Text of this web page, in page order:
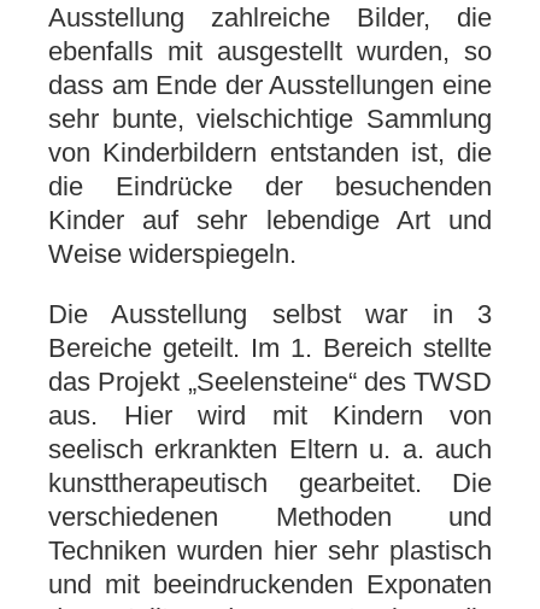
Ausstellung zahlreiche Bilder, die
ebenfalls mit ausgestellt wurden, so
dass am Ende der Ausstellungen eine
sehr bunte, vielschichtige Sammlung
von Kinderbildern entstanden ist, die
die Eindrücke der besuchenden
Kinder auf sehr lebendige Art und
Weise widerspiegeln.
Die Ausstellung selbst war in 3
Bereiche geteilt. Im 1. Bereich stellte
das Projekt „Seelensteine“ des TWSD
aus. Hier wird mit Kindern von
seelisch erkrankten Eltern u. a. auch
kunsttherapeutisch gearbeitet. Die
verschiedenen Methoden und
Techniken wurden hier sehr plastisch
und mit beeindruckenden Exponaten